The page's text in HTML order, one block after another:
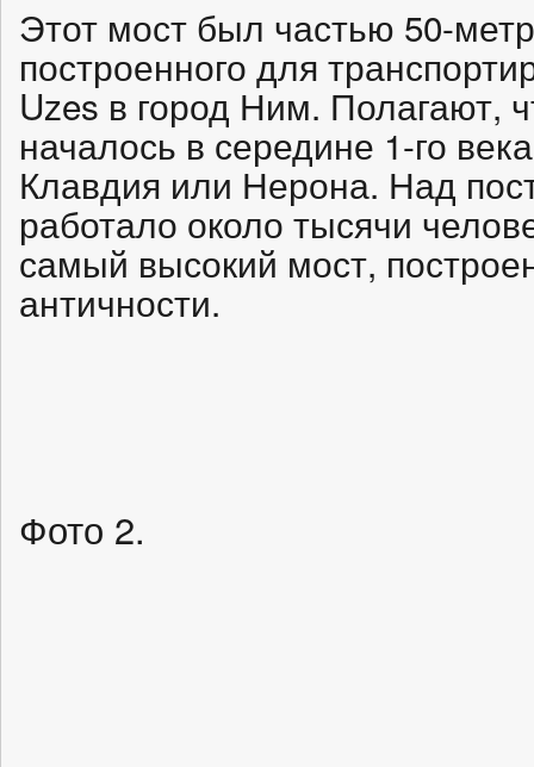
Этот мост был частью 50-
построенного для
Uzes в город Ним. Полагают,
началось в середине 1-го
Клавдия или Нерона. Над
работало около тысячи
самый высокий мост,
античности.
Фото 2.